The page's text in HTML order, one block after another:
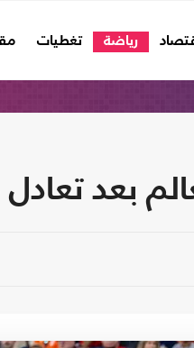
رياضة تغطيات
بعد